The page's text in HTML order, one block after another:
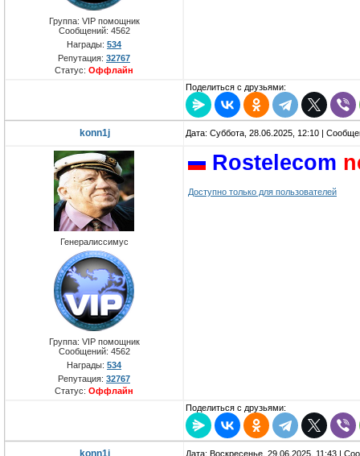
Группа: VIP помощник
Сообщений: 4562
Награды: 534
Репутация: 32767
Статус: Оффлайн
Поделиться с друзьями:
konn1j Дата: Суббота, 28.06.2025, 12:10 |
Генералиссимус
Группа: VIP помощник
Сообщений: 4562
Награды: 534
Репутация: 32767
Статус: Оффлайн
Rostelecom
Доступно только для пользователей
Поделиться с друзьями:
Дата: Воскресенье, 29.06.2025, 11:43 |